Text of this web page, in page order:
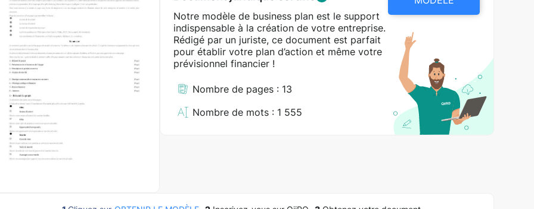
Notre modèle de business plan est le support
indispensable à la création de votre entreprise.
Rédigé par un juriste, ce document est parfait
pour établir votre plan d’action et même votre
prévisionnel financier !
Nombre de pages : 13
Nombre de mots : 1 555